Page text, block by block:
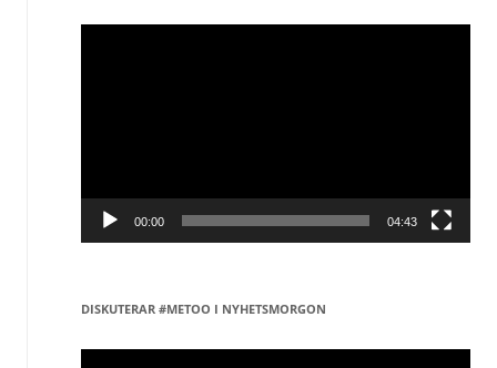
Videospelare
00:00 04:43
DISKUTERAR #METOO I NYHETSMORGON
Videospelare